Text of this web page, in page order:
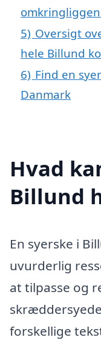
5) Oversigt
hele Billund
6) Find en
Danmark
Hvad
Billund
En syerske i
uvurderlig
at tilpasse og
forskellige